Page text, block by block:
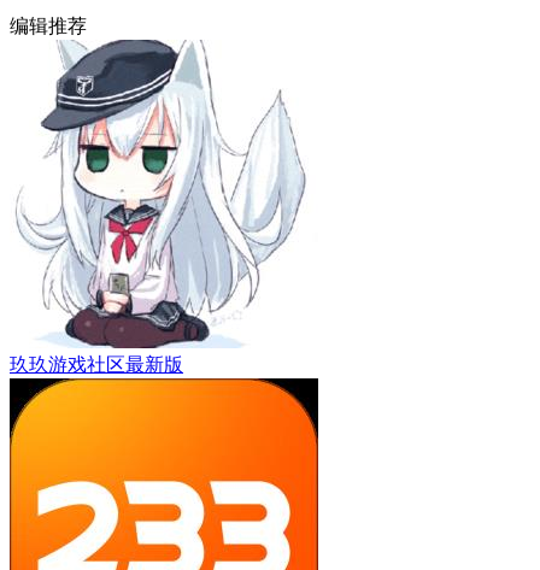
编辑推荐
玖玖游戏社区最新版